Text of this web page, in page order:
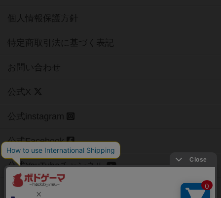
個人情報保護方針
特定商取引法に基づく表記
お問い合わせ
公式X
公式instagram
公式Facebook
公式YouTubeチャンネル